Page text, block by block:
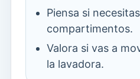
Piensa si
compartimentos.
Valora si vas a
la lavadora.